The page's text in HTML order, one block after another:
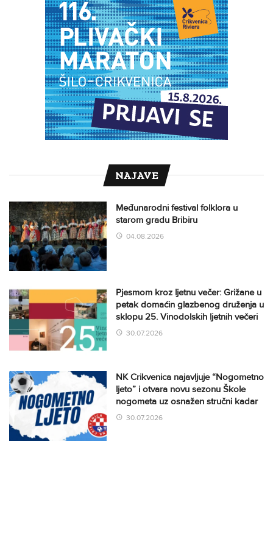
NAJAVE
Međunarodni festival folklora u
starom gradu Bribiru
04.08.2026
Pjesmom kroz ljetnu večer: Grižane u
petak domaćin glazbenog druženja u
sklopu 25. Vinodolskih ljetnih večeri
30.07.2026
NK Crikvenica najavljuje “Nogometno
ljeto” i otvara novu sezonu Škole
nogometa uz osnažen stručni kadar
30.07.2026